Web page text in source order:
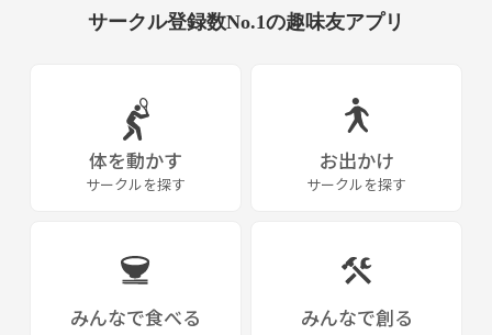
サークル登録数No.1の趣味友アプリ
体を動かす
サークルを探す
お出かけ
サークルを探す
みんなで食べる みんなで創る